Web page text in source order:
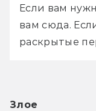
Если вам
вам сюда.
раскрытые
Злое